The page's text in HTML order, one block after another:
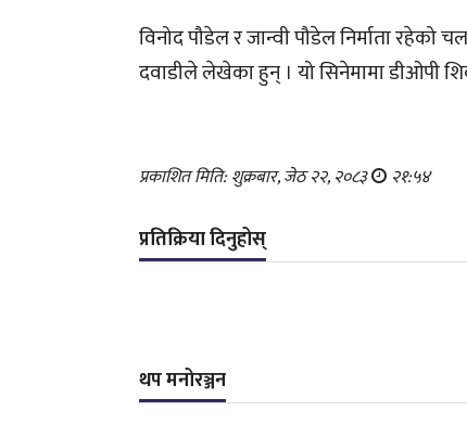
विनोद पौडेल र जान्वी पौडेल निर्माता रहेको
दवाडीले लेखेका हुन् । यो सिनेमामा डीओपी
प्रकाशित मिति: शुक्रबार, जेठ २२, २०८३ २१:५४
प्रतिक्रिया दिनुहोस्
थप मनोरञ्जन